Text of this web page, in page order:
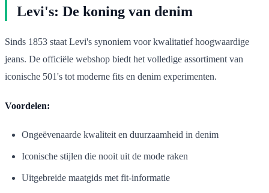
Levi's: De koning van denim
Sinds 1853 staat Levi's synoniem voor kwalitatief hoogwaardige
jeans. De officiële webshop biedt het volledige assortiment van
iconische 501's tot moderne fits en denim experimenten.
Voordelen:
Ongeëvenaarde kwaliteit en duurzaamheid in denim
Iconische stijlen die nooit uit de mode raken
Uitgebreide maatgids met fit-informatie